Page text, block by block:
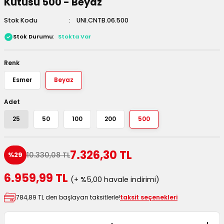
Kutuları
Masura Kapaklı
Stok Kodu UNI.CNTB.06.500
Stok Durumu Stokta Var
Renk
Esmer Beyaz
Adet
25 50 100 200 500
%29 10.330,08 TL7.326,30 TL
6.959,99 TL (+ %5,00 havale indirimi)
784,89 TL den başlayan taksitlerle!taksit seçenekleri